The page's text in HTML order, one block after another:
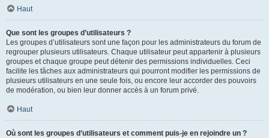
Haut
Que sont les groupes d’utilisateurs ?
Les groupes d’utilisateurs sont une façon pour les administrateurs du forum de
regrouper plusieurs utilisateurs. Chaque utilisateur peut appartenir à plusieurs
groupes et chaque groupe peut détenir des permissions individuelles. Ceci
facilite les tâches aux administrateurs qui pourront modifier les permissions de
plusieurs utilisateurs en une seule fois, ou encore leur accorder des pouvoirs
de modération, ou bien leur donner accès à un forum privé.
Haut
Où sont les groupes d’utilisateurs et comment puis-je en rejoindre un ?